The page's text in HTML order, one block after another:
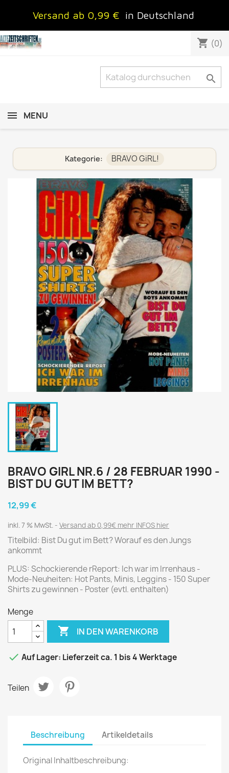
Versand ab 0,99 € in Deutschland
shopping_cart (0)

MENU
Kategorie: BRAVO GiRL!
BRAVO GIRL NR.6 / 28 FEBRUAR 1990 -
BIST DU GUT IM BETT?
12,99 €
inkl. 7 % MwSt. Versand ab 0,99€ mehr INFOS hier
Titelbild: Bist Du gut im Bett? Worauf es den Jungs
ankommt
PLUS: Schockierende rReport: Ich war im Irrenhaus -
Mode-Neuheiten: Hot Pants, Minis, Leggins - 150 Super
Shirts zu gewinnen - Poster (evtl. enthalten)
Menge
 IN DEN WARENKORB
 Auf Lager: Lieferzeit ca. 1 bis 4 Werktage
Teilen
Beschreibung Artikeldetails
Original Inhaltbeschreibung: